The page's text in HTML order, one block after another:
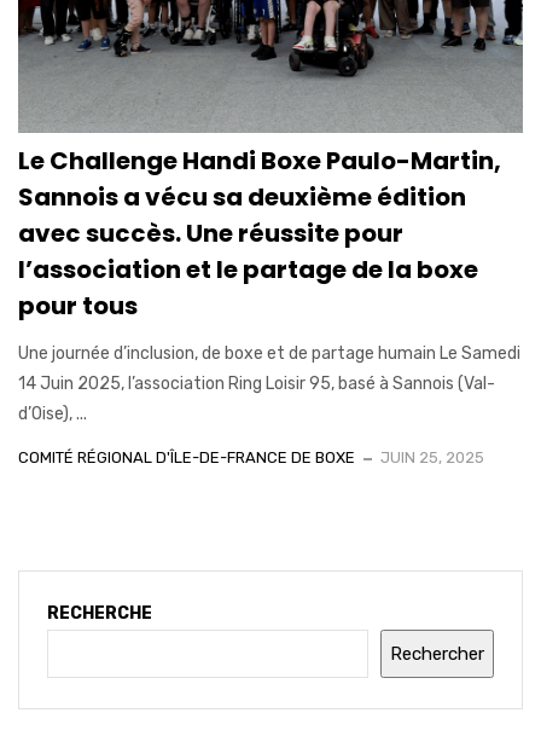
Le Challenge Handi Boxe Paulo-Martin,
Sannois a vécu sa deuxième édition
avec succès. Une réussite pour
l’association et le partage de la boxe
pour tous
Une journée d’inclusion, de boxe et de partage humain Le Samedi
14 Juin 2025, l’association Ring Loisir 95, basé à Sannois (Val-
d’Oise), ...
COMITÉ RÉGIONAL D'ÎLE-DE-FRANCE DE BOXE JUIN 25, 2025
RECHERCHE
Rechercher